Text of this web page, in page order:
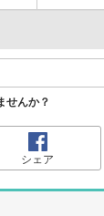
せんか？
シェア